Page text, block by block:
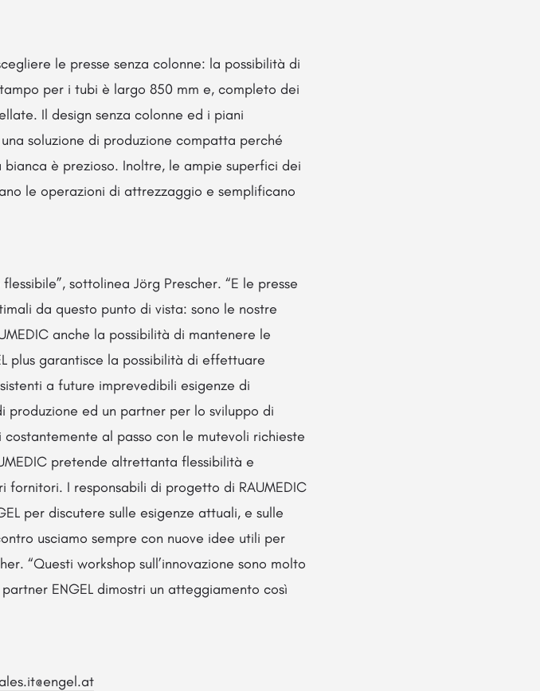
le presse senza colonne: la possibilità di
per i tubi è largo 850 mm e, completo dei
Il design senza colonne ed i piani
soluzione di produzione compatta perché
è prezioso. Inoltre, le ampie superfici dei
le operazioni di attrezzaggio e semplificano
sottolinea Jörg Prescher. “E le presse
da questo punto di vista: sono le nostre
anche la possibilità di mantenere le
plus garantisce la possibilità di effettuare
a future imprevedibili esigenze di
produzione ed un partner per lo sviluppo di
al passo con le mutevoli richieste
pretende altrettanta flessibilità e
I responsabili di progetto di RAUMEDIC
per discutere sulle esigenze attuali, e sulle
usciamo sempre con nuove idee utili per
“Questi workshop sull’innovazione sono molto
ENGEL dimostri un atteggiamento così